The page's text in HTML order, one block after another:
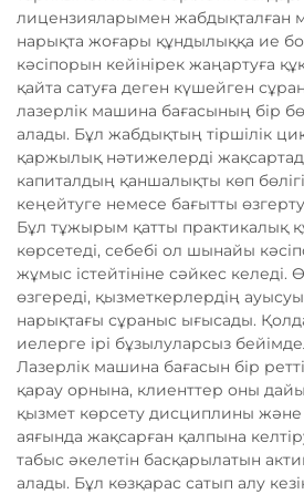
лицензияларымен жабдықталған
нарықта жоғары құндылыққа ие
кәсіпорын кейінірек жаңартуға
қайта сатуға деген күшейген
лазерлік машина бағасының бір
алады. Бұл жабдықтың тіршілік
қаржылық нәтижелерді
капиталдың қаншалықты көп
кеңейтуге немесе бағытты
Бұл тұжырым қатты практикалық
көрсетеді, себебі ол шынайы
жұмыс істейтініне сәйкес келеді.
өзгереді, қызметкерлердің
нарықтағы сұраныс ығысады.
иелерге ірі бұзылуларсыз
Лазерлік машина бағасын бір
қарау орнына, клиенттер оны
қызмет көрсету дисциплины
аяғында жақсарған қалпына
табыс әкелетін басқарылатын
алады. Бұл көзқарас сатып алу